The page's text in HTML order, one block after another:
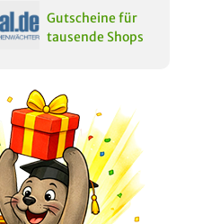
Gutscheine für
tausende Shops